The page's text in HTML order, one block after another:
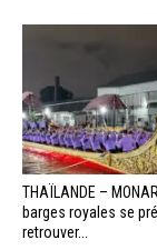
THAÏLANDE –
barges royales se
retrouver...